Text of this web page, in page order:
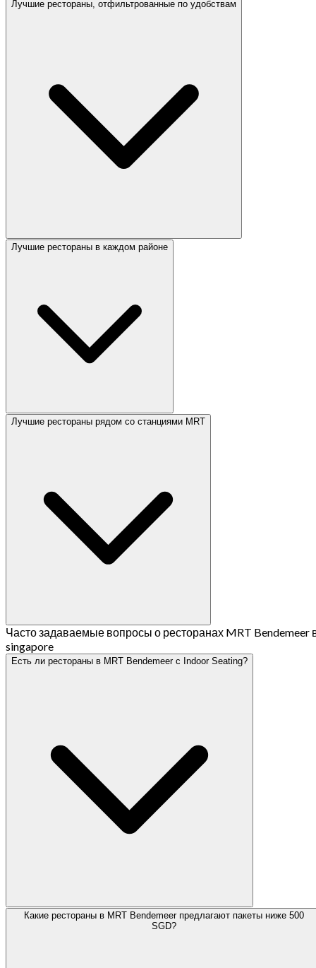
Лучшие рестораны, отфильтрованные по удобствам
Лучшие рестораны в каждом районе
Лучшие рестораны рядом со станциями MRT
Часто задаваемые вопросы о ресторанах MRT Bendemeer
singapore
Есть ли рестораны в MRT Bendemeer с Indoor Seating?
Какие рестораны в MRT Bendemeer предлагают пакеты ниже 500
SGD?